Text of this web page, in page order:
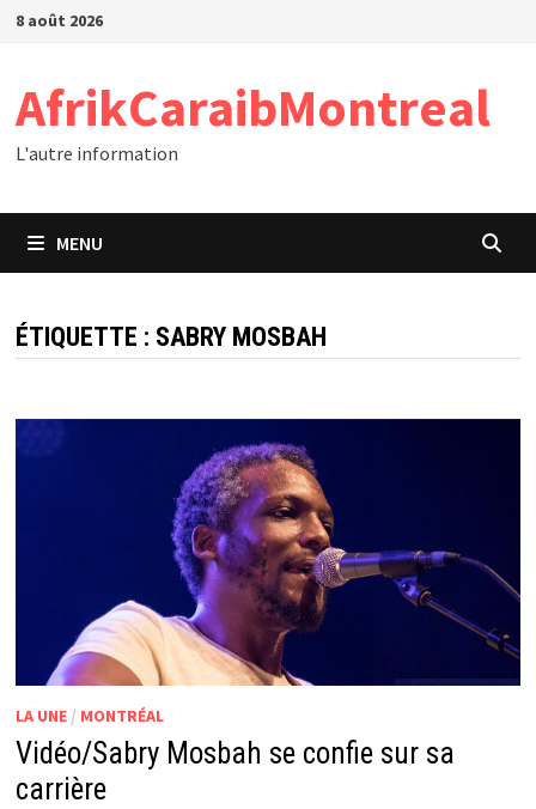
Passer
8 août 2026
AfrikCaraibMontreal
L'autre information
MENU
ÉTIQUETTE : SABRY MOSBAH
LA UNE/ MONTRÉAL
Vidéo/Sabry Mosbah se confie sur sa
carrière